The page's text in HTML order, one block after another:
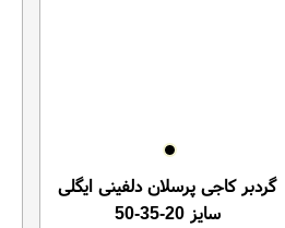
گردبر کاجی پرسلان دلفینی ایگلی
سایز 20-35-50